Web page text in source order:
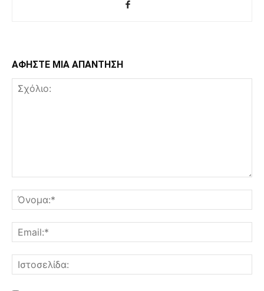
ΑΦΗΣΤΕ ΜΙΑ ΑΠΑΝΤΗΣΗ